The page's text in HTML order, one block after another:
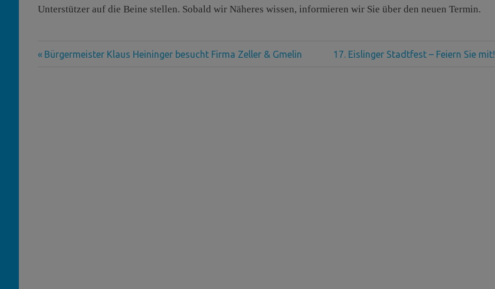
Unterstützer auf die Beine stellen. Sobald wir Näheres wissen, informieren wir Sie über den neuen Termin.
Beitragsnavigation
Vorheriger
Bürgermeister Klaus Heininger besucht Firma Zeller & Gmelin
Nächster
17. Eislinger Stadtfest – Feiern Sie mit!